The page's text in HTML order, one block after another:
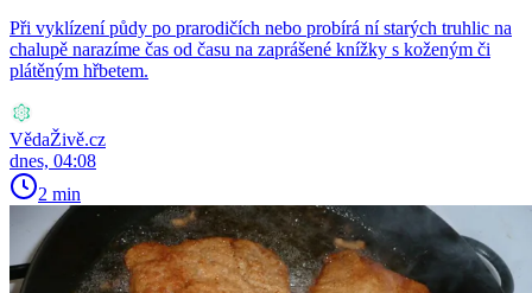
Při vyklízení půdy po prarodičích nebo probírá ní starých truhlic na
chalupě narazíme čas od času na zaprášené knížky s koženým či
plátěným hřbetem.
VědaŽivě.cz
dnes, 04:08
2 min